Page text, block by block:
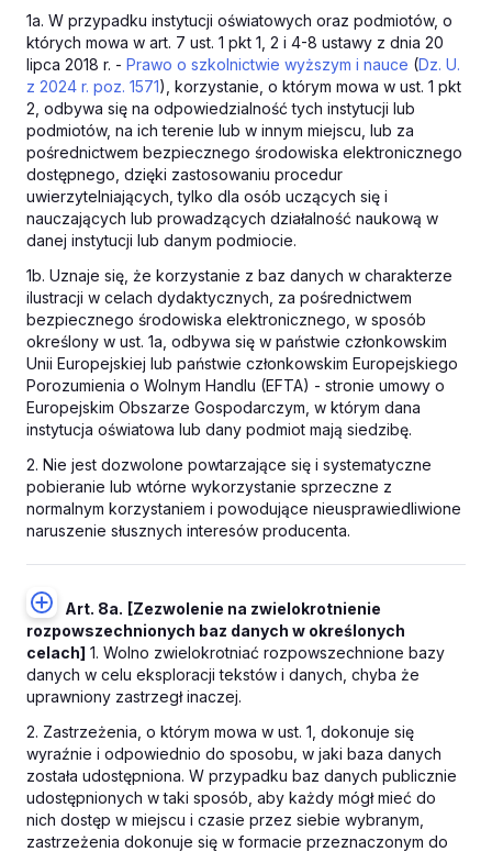
1a. W przypadku instytucji oświatowych oraz podmiotów, o
których mowa w art. 7 ust. 1 pkt 1, 2 i 4-8 ustawy z dnia 20
lipca 2018 r. - Prawo o szkolnictwie wyższym i nauce (Dz. U.
z 2024 r. poz. 1571), korzystanie, o którym mowa w ust. 1 pkt
2, odbywa się na odpowiedzialność tych instytucji lub
podmiotów, na ich terenie lub w innym miejscu, lub za
pośrednictwem bezpiecznego środowiska elektronicznego
dostępnego, dzięki zastosowaniu procedur
uwierzytelniających, tylko dla osób uczących się i
nauczających lub prowadzących działalność naukową w
danej instytucji lub danym podmiocie.
1b. Uznaje się, że korzystanie z baz danych w charakterze
ilustracji w celach dydaktycznych, za pośrednictwem
bezpiecznego środowiska elektronicznego, w sposób
określony w ust. 1a, odbywa się w państwie członkowskim
Unii Europejskiej lub państwie członkowskim Europejskiego
Porozumienia o Wolnym Handlu (EFTA) - stronie umowy o
Europejskim Obszarze Gospodarczym, w którym dana
instytucja oświatowa lub dany podmiot mają siedzibę.
2. Nie jest dozwolone powtarzające się i systematyczne
pobieranie lub wtórne wykorzystanie sprzeczne z
normalnym korzystaniem i powodujące nieusprawiedliwione
naruszenie słusznych interesów producenta.
Art. 8a. [Zezwolenie na zwielokrotnienie
rozpowszechnionych baz danych w określonych
celach] 1. Wolno zwielokrotniać rozpowszechnione bazy
danych w celu eksploracji tekstów i danych, chyba że
uprawniony zastrzegł inaczej.
2. Zastrzeżenia, o którym mowa w ust. 1, dokonuje się
wyraźnie i odpowiednio do sposobu, w jaki baza danych
została udostępniona. W przypadku baz danych publicznie
udostępnionych w taki sposób, aby każdy mógł mieć do
nich dostęp w miejscu i czasie przez siebie wybranym,
zastrzeżenia dokonuje się w formacie przeznaczonym do